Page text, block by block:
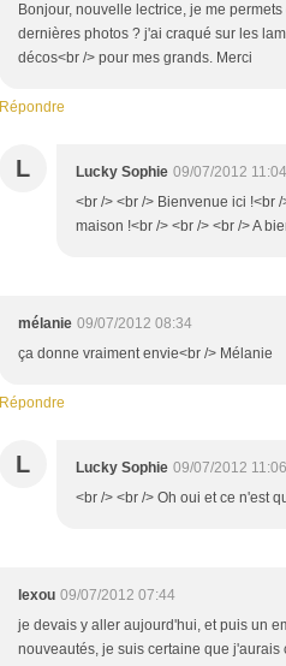
Bonjour, nouvelle lectrice, je me
dernières photos ? j'ai craqué sur les
décos<br /> pour mes grands. Merci
Répondre
L Lucky Sophie 09/07/2012 11:04
<br /> <br /> Bienvenue ici !<br
maison !<br /> <br /> <br /> A
mélanie 09/07/2012 08:34
ça donne vraiment envie<br /> Mélanie
Répondre
L Lucky Sophie 09/07/2012 11:06
<br /> <br /> Oh oui et ce n'est
lexou 09/07/2012 07:44
je devais y aller aujourd'hui, et puis un
nouveautés, je suis certaine que